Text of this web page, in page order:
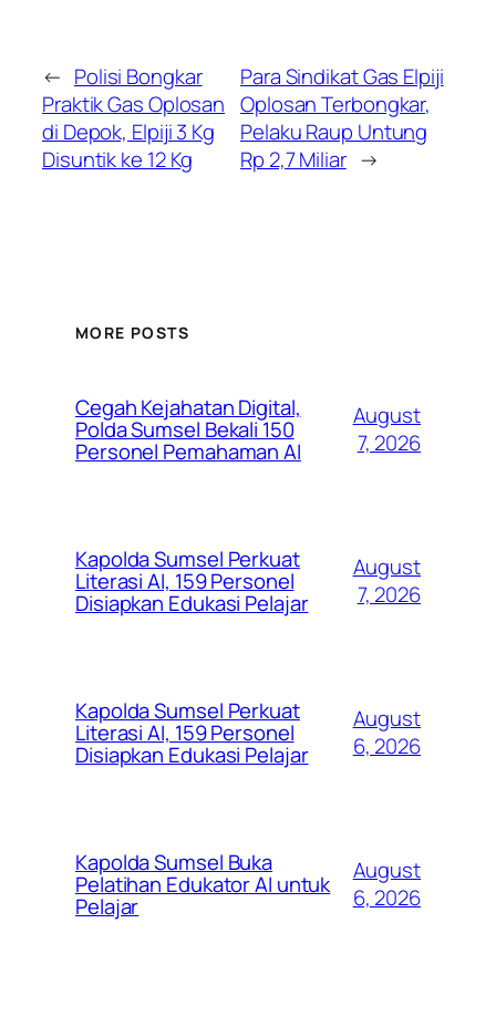
← Polisi Bongkar
Praktik Gas Oplosan
di Depok, Elpiji 3 Kg
Disuntik ke 12 Kg
Para Sindikat Gas Elpiji
Oplosan Terbongkar,
Pelaku Raup Untung
Rp 2,7 Miliar →
MORE POSTS
Cegah Kejahatan Digital,
Polda Sumsel Bekali 150
Personel Pemahaman AI
August
7, 2026
Kapolda Sumsel Perkuat
Literasi AI, 159 Personel
Disiapkan Edukasi Pelajar
August
7, 2026
Kapolda Sumsel Perkuat
Literasi AI, 159 Personel
Disiapkan Edukasi Pelajar
August
6, 2026
Kapolda Sumsel Buka
Pelatihan Edukator AI untuk
Pelajar
August
6, 2026